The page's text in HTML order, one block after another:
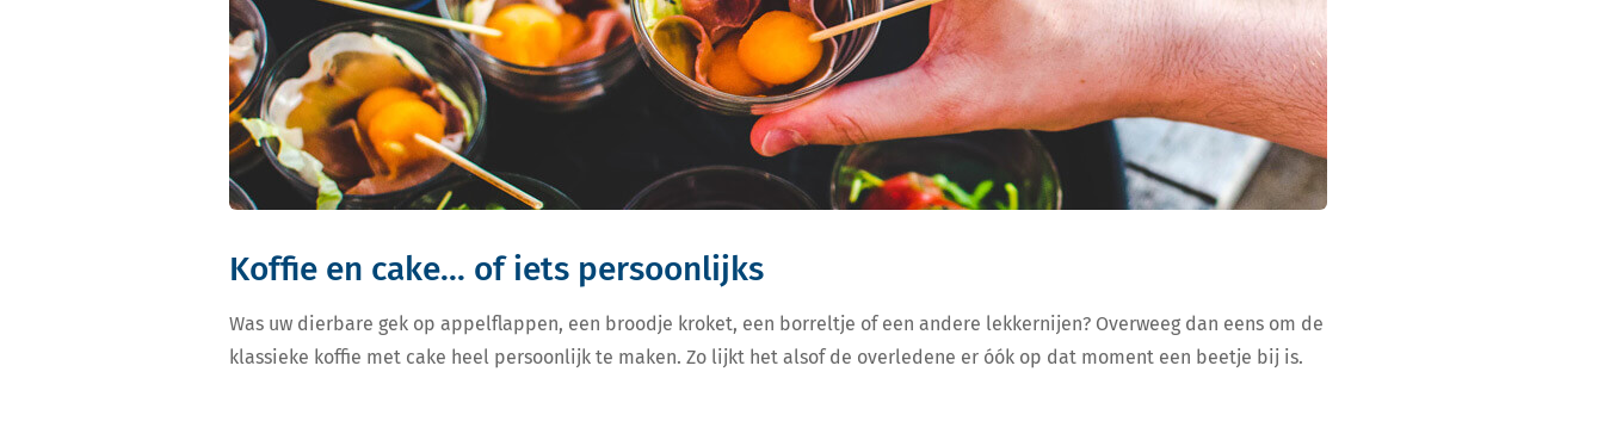
Koffie en cake... of iets persoonlijks
Was uw dierbare gek op appelflappen, een broodje kroket, een borreltje of een andere lekkernijen? Overweeg dan eens om de
klassieke koffie met cake heel persoonlijk te maken. Zo lijkt het alsof de overledene er óók op dat moment een beetje bij is.